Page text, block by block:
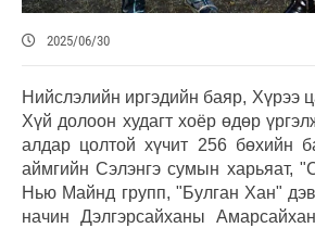
2025/06/30
Нийслэлийн иргэдийн баяр, Хүрээ
Хүй долоон худагт хоёр өдөр
алдар цолтой хүчит 256 бөхийн
аймгийн Сэлэнгэ сумын харьяат,
Нью Майнд групп, "Булган Хан"
начин Дэлгэрсайханы